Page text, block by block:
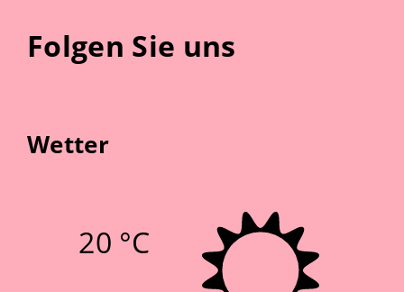
Folgen Sie uns
Wetter
20 °C